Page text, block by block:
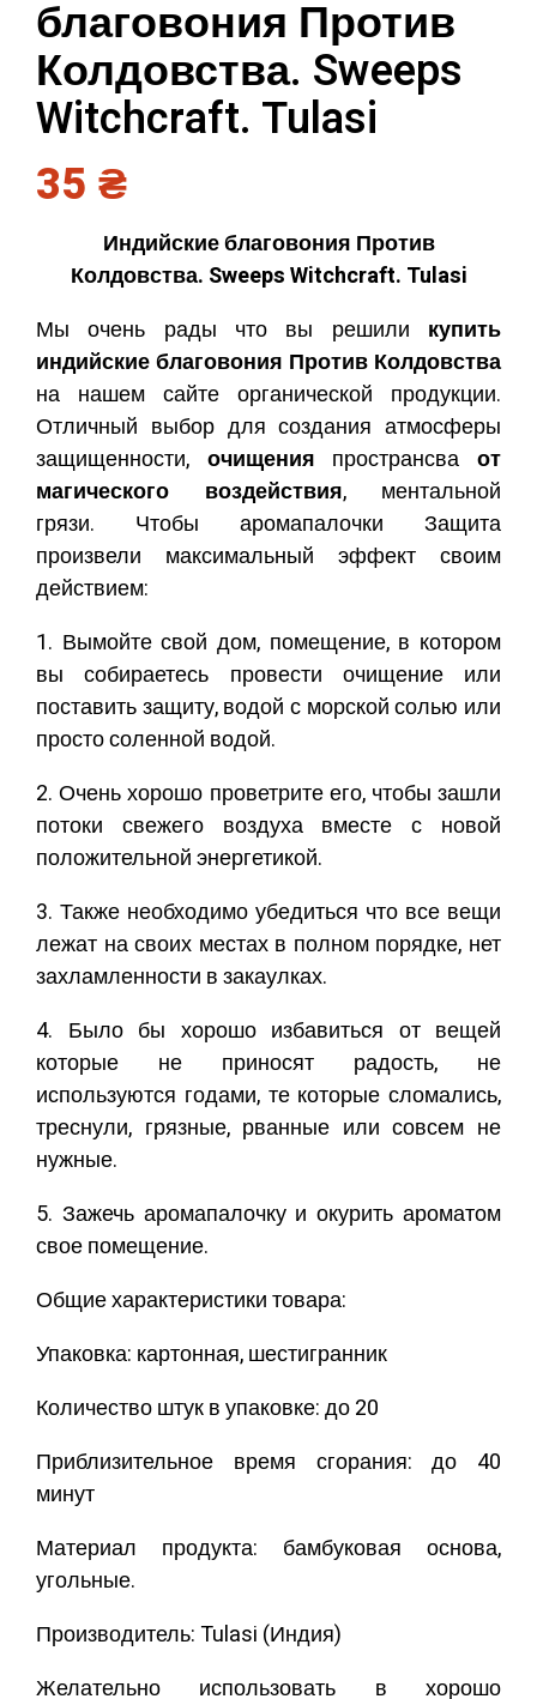
благовония Против
Колдовства. Sweeps
Witchcraft. Tulasi
35₴
Индийские благовония Против
Колдовства. Sweeps Witchcraft. Tulasi
Мы очень рады что вы решили купить
индийские благовония Против Колдовства
на нашем сайте органической продукции.
Отличный выбор для создания атмосферы
защищенности, очищения пространсва от
магического воздействия, ментальной
грязи. Чтобы аромапалочки Защита
произвели максимальный эффект своим
действием:
1. Вымойте свой дом, помещение, в котором
вы собираетесь провести очищение или
поставить защиту, водой с морской солью или
просто соленной водой.
2. Очень хорошо проветрите его, чтобы зашли
потоки свежего воздуха вместе с новой
положительной энергетикой.
3. Также необходимо убедиться что все вещи
лежат на своих местах в полном порядке, нет
захламленности в закаулках.
4. Было бы хорошо избавиться от вещей
которые не приносят радость, не
используются годами, те которые сломались,
треснули, грязные, рванные или совсем не
нужные.
5. Зажечь аромапалочку и окурить ароматом
свое помещение.
Общие характеристики товара:
Упаковка: картонная, шестигранник
Количество штук в упаковке: до 20
Приблизительное время сгорания: до 40
минут
Материал продукта: бамбуковая основа,
угольные.
Производитель: Tulasi (Индия)
Желательно использовать в хорошо